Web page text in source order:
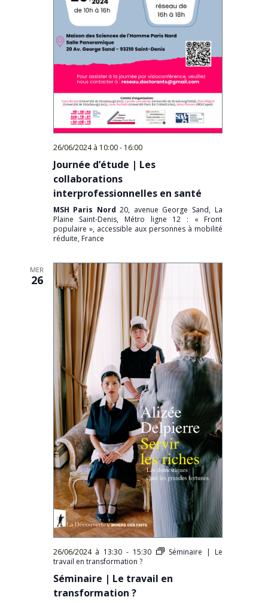
26/06/2024 à 10:00- 16:00
Journée d’étude | Les
collaborations
interprofessionnelles en santé
MSH Paris Nord20, avenue George Sand, La
Plaine Saint-Denis, Métro ligne 12 : « Front
populaire », accessible aux personnes à mobilité
réduite, France
MER
26
26/06/2024 à 13:30 - 15:30
Séminaire | Le
travail en transformation ?
Séminaire | Le travail en
transformation ?